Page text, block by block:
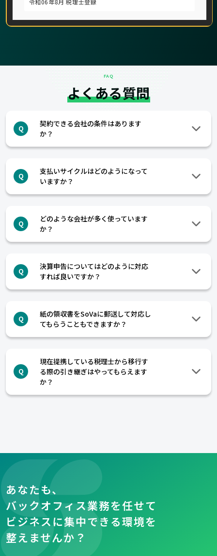
令和06年8月 税理士登録
FAQ
よくある質問
Q
契約できる会社の条件はあります
か？
Q
支払いサイクルはどのようになって
いますか？
Q
どのような会社が多く使っています
か？
Q
決算申告についてはどのように対応
すれば良いですか？
Q
紙の領収書をSoVaに郵送して対応し
てもらうこともできますか？
Q
現在提携している税理士から移行す
る際の引き継ぎはやってもらえます
か？
あなたも、
バックオフィス業務を任せて
ビジネスに集中できる環境を
整えませんか？